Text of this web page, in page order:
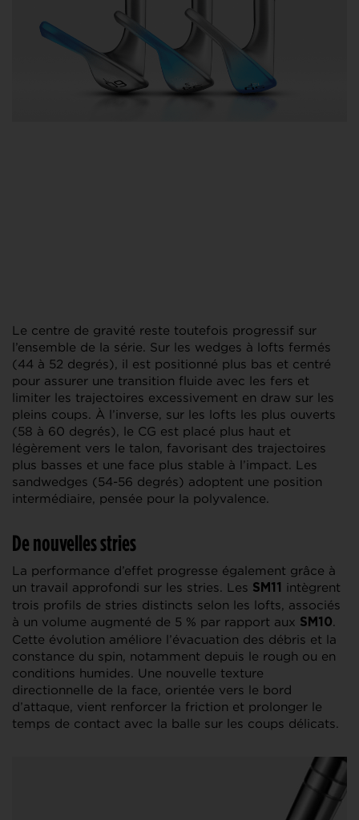
Le centre de gravité reste toutefois progressif sur
l’ensemble de la série. Sur les wedges à lofts fermés
(44 à 52 degrés), il est positionné plus bas et centré
pour assurer une transition fluide avec les fers et
limiter les trajectoires excessivement en draw sur les
pleins coups. À l’inverse, sur les lofts les plus ouverts
(58 à 60 degrés), le CG est placé plus haut et
légèrement vers le talon, favorisant des trajectoires
plus basses et une face plus stable à l’impact. Les
sandwedges (54-56 degrés) adoptent une position
intermédiaire, pensée pour la polyvalence.
De nouvelles stries
La performance d’effet progresse également grâce à
un travail approfondi sur les stries. Les SM11
intègrent
trois profils de stries distincts selon les lofts, associés
à un volume augmenté de 5 % par rapport aux SM10.
Cette évolution améliore l’évacuation des débris et la
constance du spin, notamment depuis le rough ou en
conditions humides. Une nouvelle texture
directionnelle de la face, orientée vers le bord
d’attaque, vient renforcer la friction et prolonger le
temps de contact avec la balle sur les coups délicats.